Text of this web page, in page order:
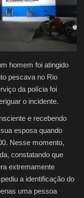
homem foi atingido
pescava no Rio
da polícia foi
o incidente.
e recebendo
esposa quando
Nesse momento,
constatando que
extremamente
a identificação do
uma pessoa